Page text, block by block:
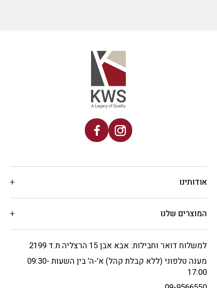
אודותינו
המוצרים שלנו
למשלוח דואר וחבילות: אבא אבן 15 הרצליה ת.ד 2199
מענה טלפוני (ללא קבלת קהל) א’-ה’ בין השעות 09:30-
17:00